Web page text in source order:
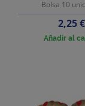
Bolsa 10
Precio
2,25 €
Añadir al